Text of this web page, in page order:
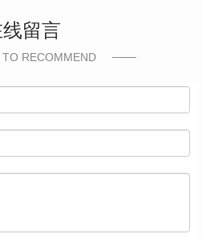
留言
TO RECOMMEND